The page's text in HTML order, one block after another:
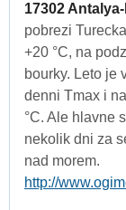
17302
pobrezi
+20 °C, na
bourky. Leto je
denni Tmax i
°C. Ale hlavne
nekolik dni za
nad morem.
http://